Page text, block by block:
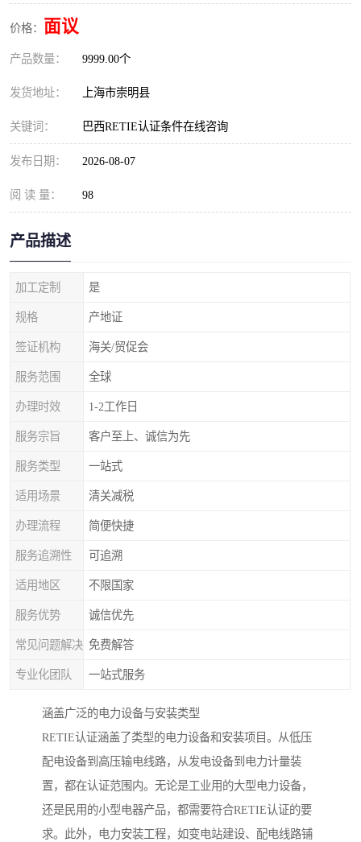
价格： 面议
产品数量： 9999.00个
发货地址： 上海市崇明县
关键词： 巴西RETIE认证条件在线咨询
发布日期： 2026-08-07
阅 读 量： 98
产品描述
加工定制 是
规格 产地证
签证机构 海关/贸促会
服务范围 全球
办理时效 1-2工作日
服务宗旨 客户至上、诚信为先
服务类型 一站式
适用场景 清关减税
办理流程 简便快捷
服务追溯性 可追溯
适用地区 不限国家
服务优势 诚信优先
常见问题解决 免费解答
专业化团队 一站式服务
涵盖广泛的电力设备与安装类型
RETIE认证涵盖了类型的电力设备和安装项目。从低压
配电设备到高压输电线路，从发电设备到电力计量装
置，都在认证范围内。无论是工业用的大型电力设备，
还是民用的小型电器产品，都需要符合RETIE认证的要
求。此外，电力安装工程，如变电站建设、配电线路铺